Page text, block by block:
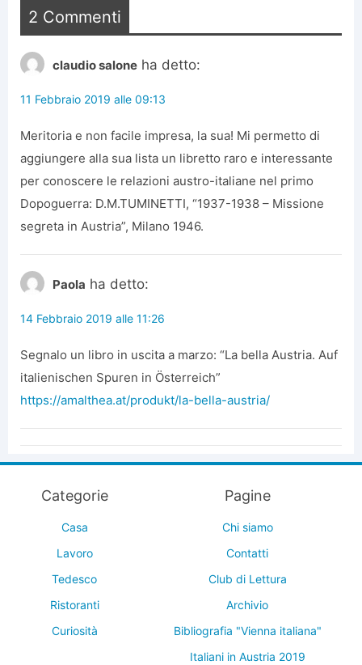
2 Commenti
claudio salone ha detto:
11 Febbraio 2019 alle 09:13
Meritoria e non facile impresa, la sua! Mi permetto di
aggiungere alla sua lista un libretto raro e interessante
per conoscere le relazioni austro-italiane nel primo
Dopoguerra: D.M.TUMINETTI, “1937-1938 – Missione
segreta in Austria”, Milano 1946.
Paola ha detto:
14 Febbraio 2019 alle 11:26
Segnalo un libro in uscita a marzo: “La bella Austria. Auf
italienischen Spuren in Österreich”
https://amalthea.at/produkt/la-bella-austria/
Categorie
Casa
Lavoro
Tedesco
Ristoranti
Curiosità
Pagine
Chi siamo
Contatti
Club di Lettura
Archivio
Bibliografia "Vienna italiana"
Italiani in Austria 2019